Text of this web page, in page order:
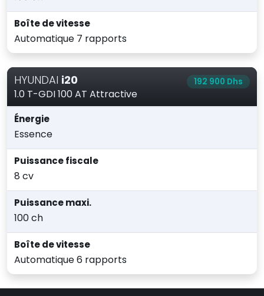
Boîte de vitesse
Automatique 7 rapports
HYUNDAI i20
1.0 T-GDI 100 AT Attractive
192 900 Dhs
Énergie
Essence
Puissance fiscale
8 cv
Puissance maxi.
100 ch
Boîte de vitesse
Automatique 6 rapports